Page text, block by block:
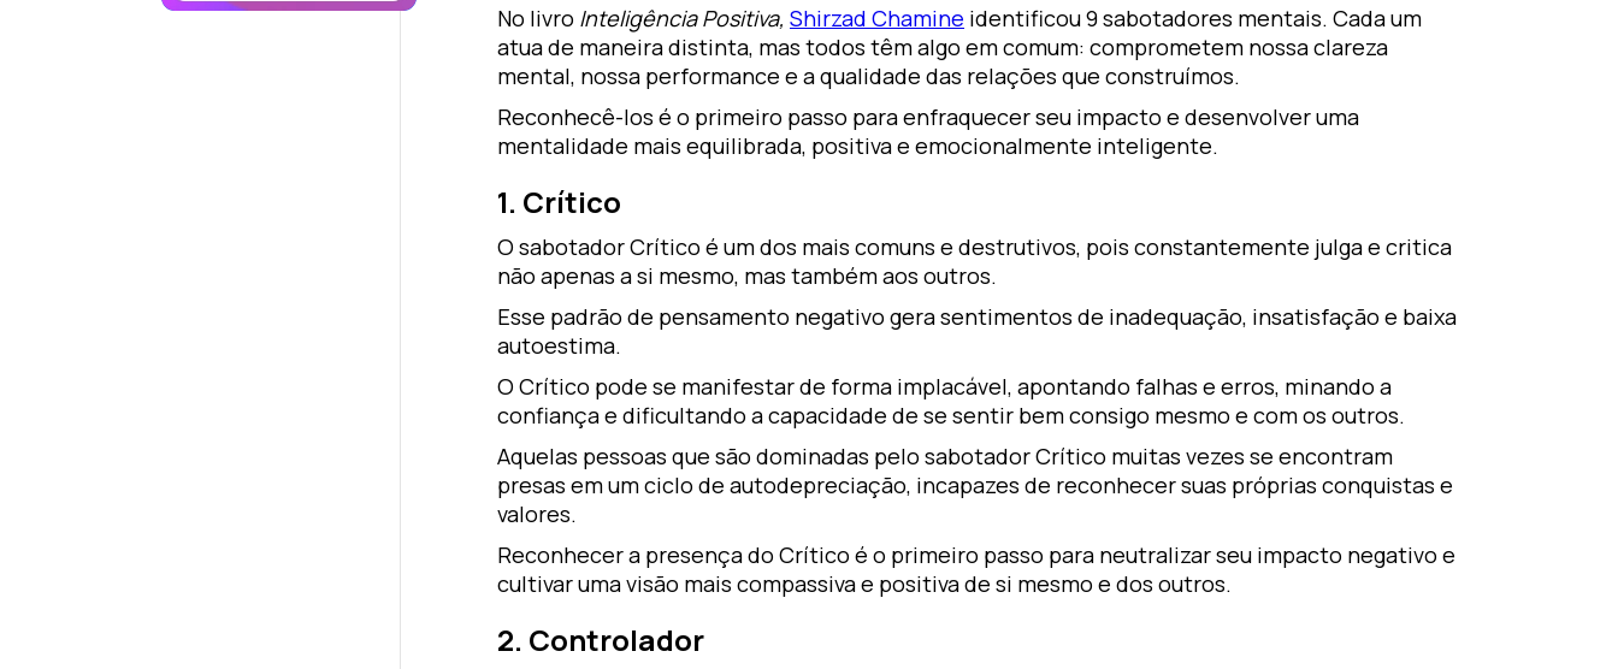
No livro Inteligência Positiva,Shirzad Chamine identificou 9 sabotadores mentais. Cada um
atua de maneira distinta, mas todos têm algo em comum: comprometem nossa clareza
mental, nossa performance e a qualidade das relações que construímos.
Reconhecê-los é o primeiro passo para enfraquecer seu impacto e desenvolver uma
mentalidade mais equilibrada, positiva e emocionalmente inteligente.
1. Crítico
O sabotador Crítico é um dos mais comuns e destrutivos, pois constantemente julga e critica
não apenas a si mesmo, mas também aos outros.
Esse padrão de pensamento negativo gera sentimentos de inadequação, insatisfação e baixa
autoestima.
O Crítico pode se manifestar de forma implacável, apontando falhas e erros, minando a
confiança e dificultando a capacidade de se sentir bem consigo mesmo e com os outros.
Aquelas pessoas que são dominadas pelo sabotador Crítico muitas vezes se encontram
presas em um ciclo de autodepreciação, incapazes de reconhecer suas próprias conquistas e
valores.
Reconhecer a presença do Crítico é o primeiro passo para neutralizar seu impacto negativo e
cultivar uma visão mais compassiva e positiva de si mesmo e dos outros.
2. Controlador